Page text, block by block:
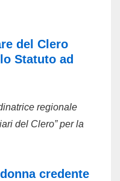
del Clero
Statuto ad
regionale
del Clero” per la
credente